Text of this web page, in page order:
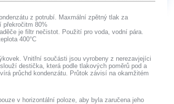
z potrubí. Maxmální zpětný tlak za
překročitm 80%
je filtr nečistot. Použití pro voda, vodní pára.
400°C
Vnitřní součásti jsou vyrobeny z nerezavjejíci
destička, která podle tlakových poměrů pod a
průchd kondenzátu. Průtok závisí na okamžitém
v horizontální poloze, aby byla zaručena jeho